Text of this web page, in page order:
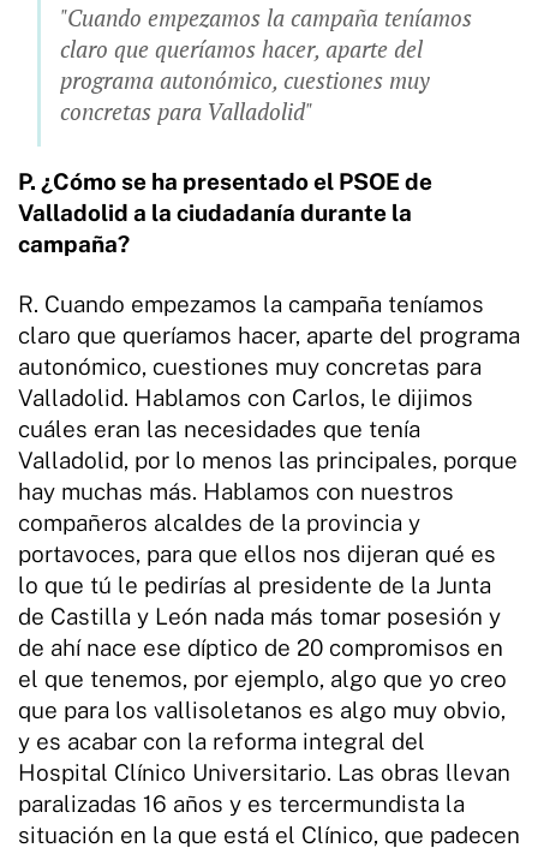
"Cuando empezamos la campaña teníamos
claro que queríamos hacer, aparte del
programa autonómico, cuestiones muy
concretas para Valladolid"
P. ¿Cómo se ha presentado el PSOE de
Valladolid a la ciudadanía durante la
campaña?
R. Cuando empezamos la campaña teníamos
claro que queríamos hacer, aparte del programa
autonómico, cuestiones muy concretas para
Valladolid. Hablamos con Carlos, le dijimos
cuáles eran las necesidades que tenía
Valladolid, por lo menos las principales, porque
hay muchas más. Hablamos con nuestros
compañeros alcaldes de la provincia y
portavoces, para que ellos nos dijeran qué es
lo que tú le pedirías al presidente de la Junta
de Castilla y León nada más tomar posesión y
de ahí nace ese díptico de 20 compromisos en
el que tenemos, por ejemplo, algo que yo creo
que para los vallisoletanos es algo muy obvio,
y es acabar con la reforma integral del
Hospital Clínico Universitario. Las obras llevan
paralizadas 16 años y es tercermundista la
situación en la que está el Clínico, que padecen